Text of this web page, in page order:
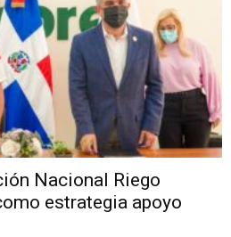
Nacional Riego
estrategia apoyo